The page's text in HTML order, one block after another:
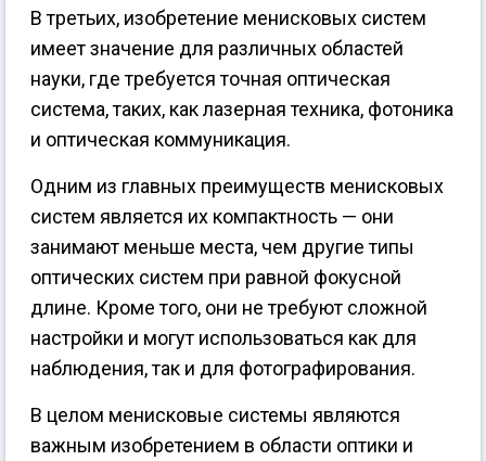
В третьих, изобретение менисковых систем
имеет значение для различных областей
науки, где требуется точная оптическая
система, таких, как лазерная техника, фотоника
и оптическая коммуникация.
Одним из главных преимуществ менисковых
систем является их компактность — они
занимают меньше места, чем другие типы
оптических систем при равной фокусной
длине. Кроме того, они не требуют сложной
настройки и могут использоваться как для
наблюдения, так и для фотографирования.
В целом менисковые системы являются
важным изобретением в области оптики и